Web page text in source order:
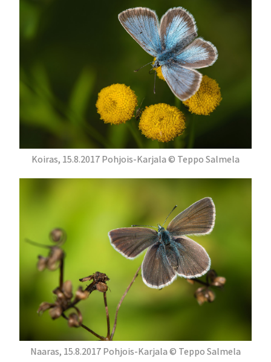
Koiras, 15.8.2017 Pohjois-Karjala © Teppo Salmela
Naaras, 15.8.2017 Pohjois-Karjala © Teppo Salmela